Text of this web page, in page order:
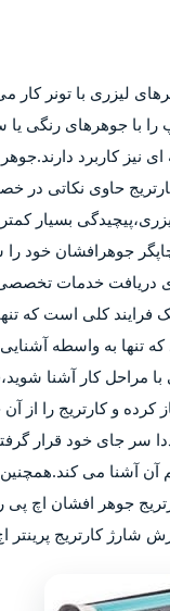
لیزری با تونر کار
با جوهرهای رنگی یا
کاربرد
حاوی نکاتی در
بسیار
جوهرافشان خود را
دریافت خدمات تخصصی
فرایند کلی است که
تنها به واسطه
مراحل کار آشنا
کرده و کارتریج را
سر جای خود قرار
آشنا می کند.همچنین
جوهر افشان اچ
شارژ کارتریج پرینتر